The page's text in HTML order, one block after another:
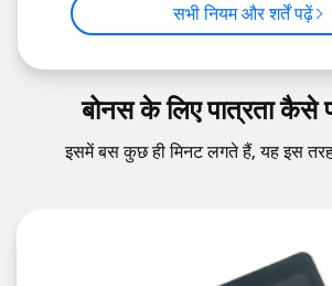
सभी नियम और शर्तें पढ़ें
बोनस के लिए पात्रता कैसे
इसमें बस कुछ ही मिनट लगते हैं, यह इस